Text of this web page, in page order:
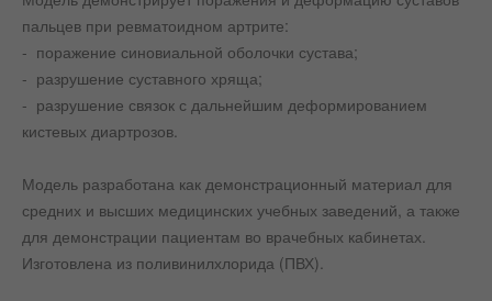
пальцев при ревматоидном артрите:
- поражение синовиальной оболочки сустава;
- разрушение суставного хряща;
- разрушение связок с дальнейшим деформированием
кистевых диартрозов.
Модель разработана как демонстрационный материал для
средних и высших медицинских учебных заведений, а также
для демонстрации пациентам во врачебных кабинетах.
Изготовлена из поливинилхлорида (ПВХ).